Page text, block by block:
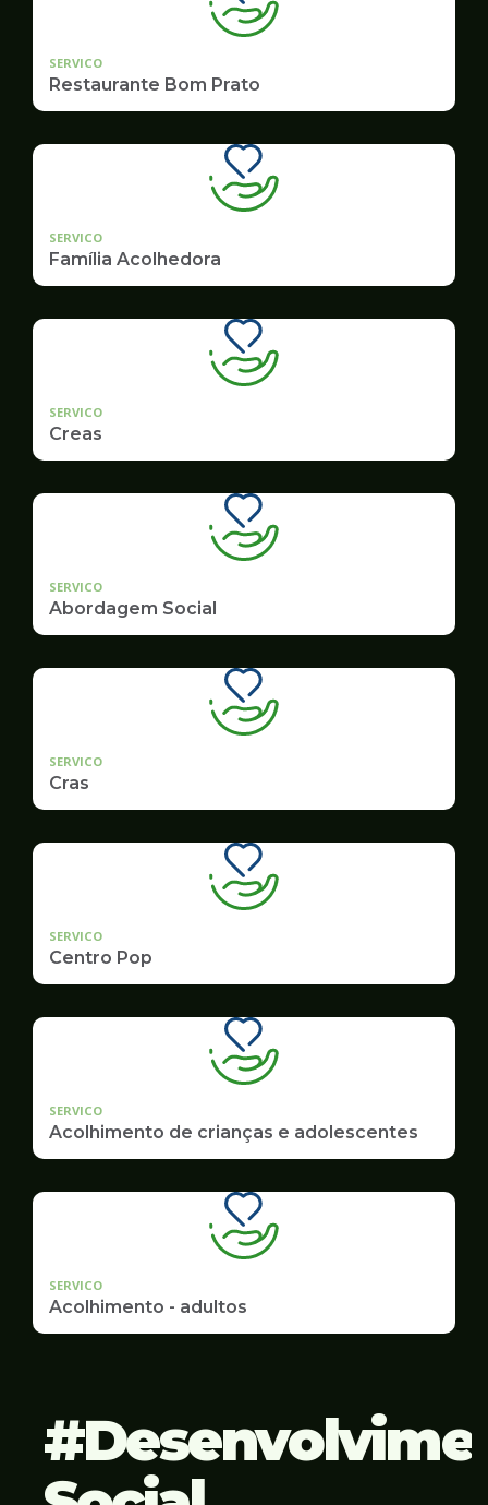
SERVICO
Restaurante Bom Prato
SERVICO
Família Acolhedora
SERVICO
Creas
SERVICO
Abordagem Social
SERVICO
Cras
SERVICO
Centro Pop
SERVICO
Acolhimento de crianças e adolescentes
SERVICO
Acolhimento - adultos